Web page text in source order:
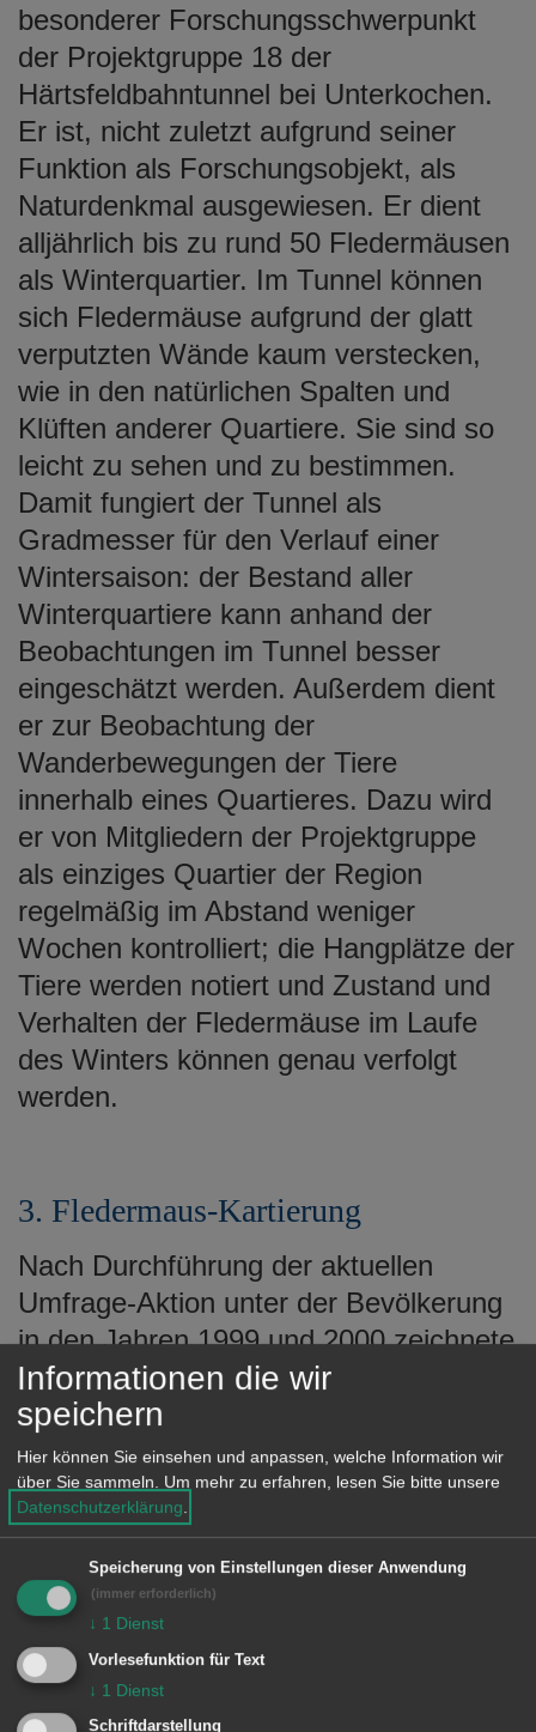
besonderer Forschungsschwerpunkt
der Projektgruppe 18 der
Härtsfeldbahntunnel bei Unterkochen.
Er ist, nicht zuletzt aufgrund seiner
Funktion als Forschungsobjekt, als
Naturdenkmal ausgewiesen. Er dient
alljährlich bis zu rund 50 Fledermäusen
als Winterquartier. Im Tunnel können
sich Fledermäuse aufgrund der glatt
verputzten Wände kaum verstecken,
wie in den natürlichen Spalten und
Klüften anderer Quartiere. Sie sind so
leicht zu sehen und zu bestimmen.
Damit fungiert der Tunnel als
Gradmesser für den Verlauf einer
Wintersaison: der Bestand aller
Winterquartiere kann anhand der
Beobachtungen im Tunnel besser
eingeschätzt werden. Außerdem dient
er zur Beobachtung der
Wanderbewegungen der Tiere
innerhalb eines Quartieres. Dazu wird
er von Mitgliedern der Projektgruppe
als einziges Quartier der Region
regelmäßig im Abstand weniger
Wochen kontrolliert; die Hangplätze der
Tiere werden notiert und Zustand und
Verhalten der Fledermäuse im Laufe
des Winters können genau verfolgt
werden.
3. Fledermaus-Kartierung
Nach Durchführung der aktuellen
Umfrage-Aktion unter der Bevölkerung
in den Jahren 1999 und 2000 zeichnete
sich zusammen mit den in früheren
Jahren gewonnenen Erkenntnissen
zwar ein grobes Bild der
Fledermausvorkommen hinsichtlich
Artenzusammensetzung und
Habitatnutzung ab. Das Wissen über
die Lebensräume der vorhandenen
Populationen war aber nach wie vor
unzulänglich. Für die Erstellung einer
flächendeckenden Kartierung ist ein
Informationen die wir
speichern
Hier können Sie einsehen und anpassen, welche Information wir
über Sie sammeln.
Um mehr zu erfahren, lesen Sie bitte unsere
Datenschutzerklärung
Speicherung von Einstellungen dieser Anwendung
(immer erforderlich)
↓ 1 Dienst
Vorlesefunktion für Text
↓ 1 Dienst
Schriftdarstellung